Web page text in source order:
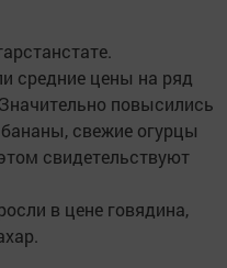
средние цены на ряд
повысились
свежие огурцы
свидетельствуют
в цене говядина,